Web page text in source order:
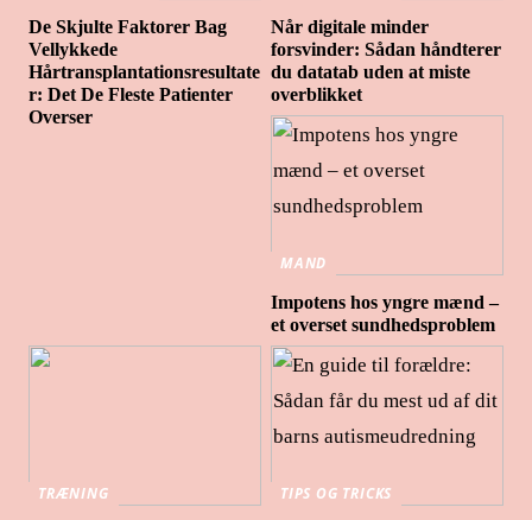
De Skjulte Faktorer Bag
Vellykkede
Hårtransplantationsresultate
r: Det De Fleste Patienter
Overser
Når digitale minder
forsvinder: Sådan håndterer
du datatab uden at miste
overblikket
MAND
Impotens hos yngre mænd –
et overset sundhedsproblem
TRÆNING
TIPS OG TRICKS